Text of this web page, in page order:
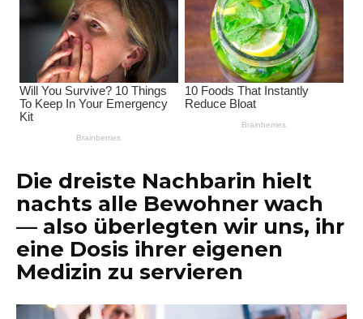
Die dreiste Nachbarin hielt
nachts alle Bewohner wach
— also überlegten wir uns, ihr
eine Dosis ihrer eigenen
Medizin zu servieren